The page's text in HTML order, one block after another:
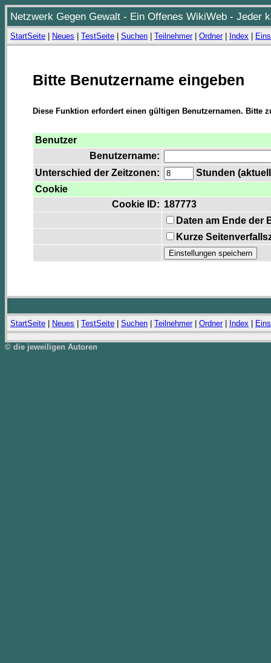
Netzwerk Gegen Gewalt - Ein Offenes WikiWeb - Jeder
StartSeite Neues TestSeite Suchen Teilnehmer| Ordner| Index
Bitte Benutzername eingeben
Diese Funktion erfordert einen gültigen Benutzernamen. Bitte
Benutzer
Benutzername:
Unterschied der Zeitzonen:
Stunden
Cookie
Cookie ID: 187773
Daten am Ende der
Kurze
StartSeite Neues TestSeite Suchen Teilnehmer| Ordner| Index
© die jeweiligen Autoren